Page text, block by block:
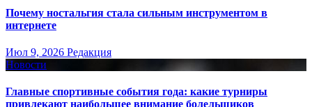
Почему ностальгия стала сильным инструментом в
интернете
Июл 9, 2026 Редакция
Новости
Главные спортивные события года: какие турниры
привлекают наибольшее внимание болельщиков